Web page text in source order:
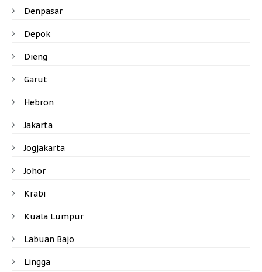
Denpasar
Depok
Dieng
Garut
Hebron
Jakarta
Jogjakarta
Johor
Krabi
Kuala Lumpur
Labuan Bajo
Lingga